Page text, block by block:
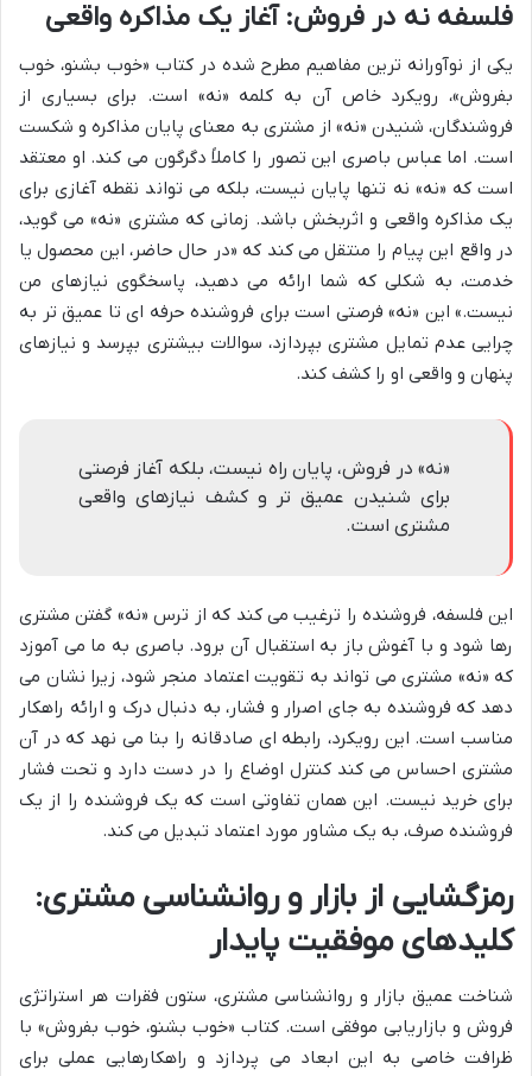
فلسفه نه در فروش: آغاز یک مذاکره واقعی
یکی از نوآورانه ترین مفاهیم مطرح شده در کتاب «خوب بشنو، خوب
بفروش»، رویکرد خاص آن به کلمه «نه» است. برای بسیاری از
فروشندگان، شنیدن «نه» از مشتری به معنای پایان مذاکره و شکست
است. اما عباس باصری این تصور را کاملاً دگرگون می کند. او معتقد
است که «نه» نه تنها پایان نیست، بلکه می تواند نقطه آغازی برای
یک مذاکره واقعی و اثربخش باشد. زمانی که مشتری «نه» می گوید،
در واقع این پیام را منتقل می کند که «در حال حاضر، این محصول یا
خدمت، به شکلی که شما ارائه می دهید، پاسخگوی نیازهای من
نیست.» این «نه» فرصتی است برای فروشنده حرفه ای تا عمیق تر به
چرایی عدم تمایل مشتری بپردازد، سوالات بیشتری بپرسد و نیازهای
پنهان و واقعی او را کشف کند.
«نه» در فروش، پایان راه نیست، بلکه آغاز فرصتی
برای شنیدن عمیق تر و کشف نیازهای واقعی
مشتری است.
این فلسفه، فروشنده را ترغیب می کند که از ترس «نه» گفتن مشتری
رها شود و با آغوش باز به استقبال آن برود. باصری به ما می آموزد
که «نه» مشتری می تواند به تقویت اعتماد منجر شود، زیرا نشان می
دهد که فروشنده به جای اصرار و فشار، به دنبال درک و ارائه راهکار
مناسب است. این رویکرد، رابطه ای صادقانه را بنا می نهد که در آن
مشتری احساس می کند کنترل اوضاع را در دست دارد و تحت فشار
برای خرید نیست. این همان تفاوتی است که یک فروشنده را از یک
فروشنده صرف، به یک مشاور مورد اعتماد تبدیل می کند.
رمزگشایی از بازار و روانشناسی مشتری:
کلیدهای موفقیت پایدار
شناخت عمیق بازار و روانشناسی مشتری، ستون فقرات هر استراتژی
فروش و بازاریابی موفقی است. کتاب «خوب بشنو، خوب بفروش» با
ظرافت خاصی به این ابعاد می پردازد و راهکارهایی عملی برای